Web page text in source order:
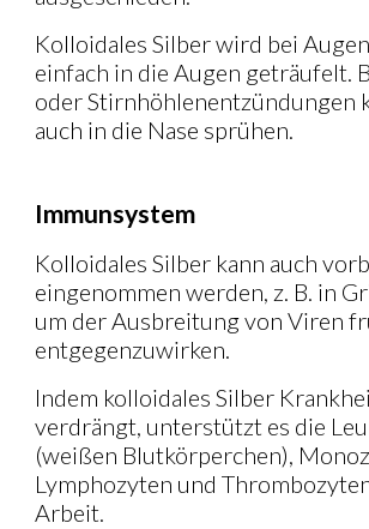
Kolloidales Silber wird bei
einfach in die Augen geträufelt.
oder Stirnhöhlenentzündungen
auch in die Nase sprühen.
Immunsystem
Kolloidales Silber kann auch
eingenommen werden, z. B. in
um der Ausbreitung von Viren
entgegenzuwirken.
Indem kolloidales Silber
verdrängt, unterstützt es die
(weißen Blutkörperchen),
Lymphozyten und
Arbeit.